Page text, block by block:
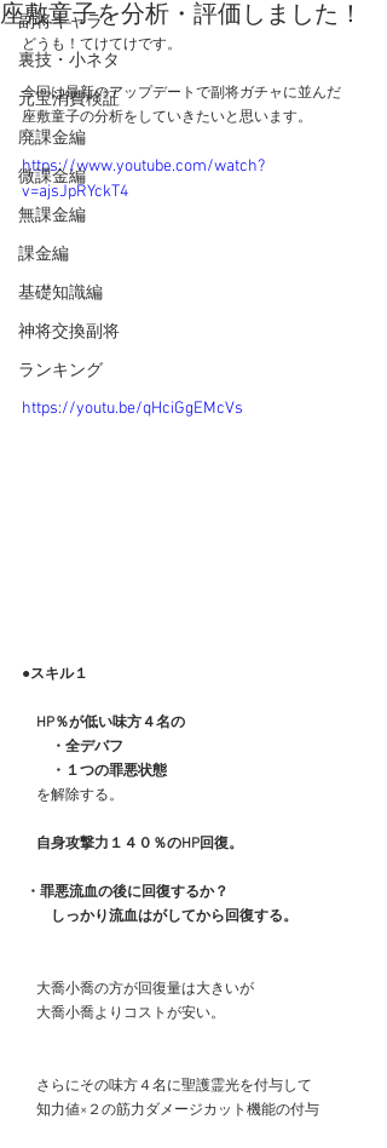
副将キャラ
裏技・小ネタ
元宝消費検証
廃課金編
微課金編
無課金編
課金編
基礎知識編
神将交換副将
ランキング
座敷童子を分析・評価しました！
どうも！てけてけです。
今回は最新のアップデートで副将ガチャに並んだ
座敷童子の分析をしていきたいと思います。
https://www.youtube.com/watch?
v=ajsJpRYckT4
https://youtu.be/qHciGgEMcVs
●スキル１
HP％が低い味方４名の
・全デバフ
・１つの罪悪状態
を解除する。
自身攻撃力１４０％のHP回復。
・罪悪流血の後に回復するか？
しっかり流血はがしてから回復する。
大喬小喬の方が回復量は大きいが
大喬小喬よりコストが安い。
さらにその味方４名に聖護霊光を付与して
知力値×２の筋力ダメージカット機能の付与